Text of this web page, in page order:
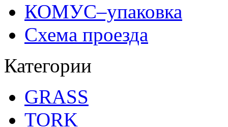
КОМУС–упаковка
Схема проезда
Категории
GRASS
TORK